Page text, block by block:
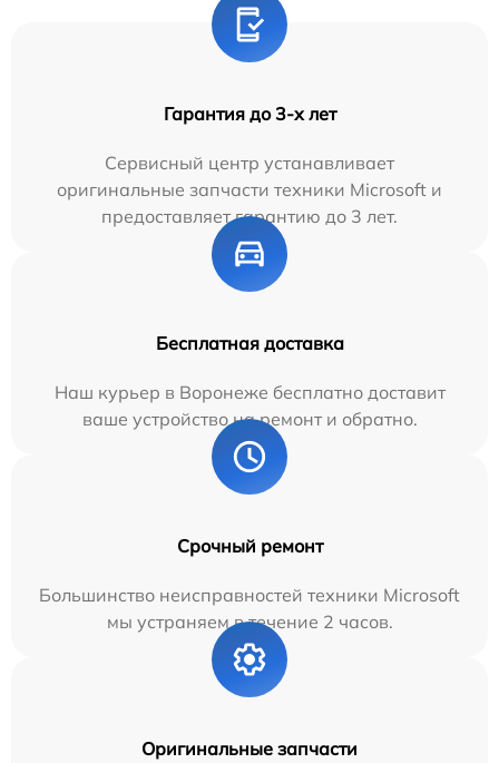
Гарантия до 3-х лет
Сервисный центр устанавливает
оригинальные запчасти техники Microsoft и
предоставляет гарантию до 3 лет.
Бесплатная доставка
Наш курьер в Воронеже бесплатно доставит
ваше устройство на ремонт и обратно.
Срочный ремонт
Большинство неисправностей техники Microsoft
мы устраняем в течение 2 часов.
Оригинальные запчасти